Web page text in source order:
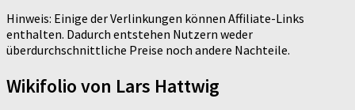
Hinweis: Einige der Verlinkungen können Affiliate-Links
enthalten. Dadurch entstehen Nutzern weder
überdurchschnittliche Preise noch andere Nachteile.
Wikifolio von Lars Hattwig